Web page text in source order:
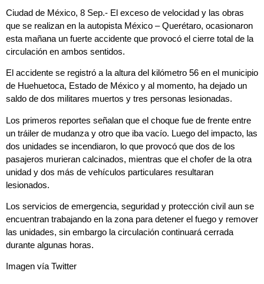
Ciudad de México, 8 Sep.- El exceso de velocidad y las obras
que se realizan en la autopista México – Querétaro, ocasionaron
esta mañana un fuerte accidente que provocó el cierre total de la
circulación en ambos sentidos.
El accidente se registró a la altura del kilómetro 56 en el municipio
de Huehuetoca, Estado de México y al momento, ha dejado un
saldo de dos militares muertos y tres personas lesionadas.
Los primeros reportes señalan que el choque fue de frente entre
un tráiler de mudanza y otro que iba vacío. Luego del impacto, las
dos unidades se incendiaron, lo que provocó que dos de los
pasajeros murieran calcinados, mientras que el chofer de la otra
unidad y dos más de vehículos particulares resultaran
lesionados.
Los servicios de emergencia, seguridad y protección civil aun se
encuentran trabajando en la zona para detener el fuego y remover
las unidades, sin embargo la circulación continuará cerrada
durante algunas horas.
Imagen vía Twitter